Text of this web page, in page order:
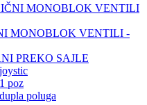
MONOBLOK VENTILI
MONOBLOK VENTILI -
PREKO SAJLE
poz
poluga